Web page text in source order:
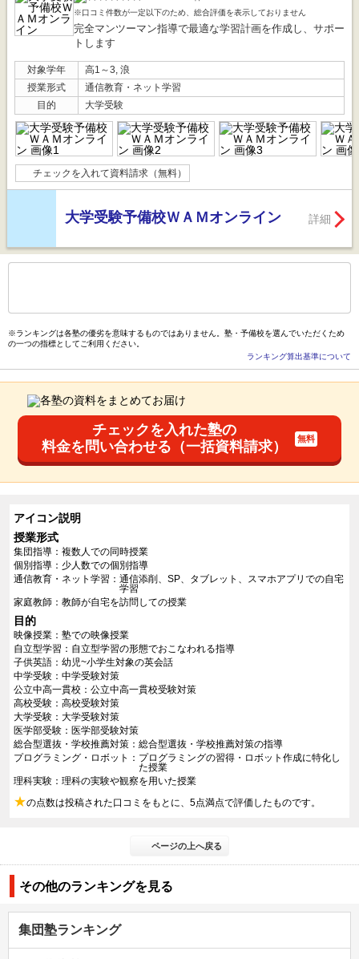
※口コミ件数が一定以下のため、総合評価を表示しておりません
完全マンツーマン指導で最適な学習計画を作成し、サポー
トします
対象学年
高1～3, 浪
授業形式
通信教育・ネット学習
目的
大学受験
チェックを入れて資料請求（無料）
大学受験予備校ＷＡＭオンライン 詳細
※ランキングは各塾の優劣を意味するものではありません。塾・予備校を選んでいただくため
の一つの指標としてご利用ください。
ランキング算出基準について
チェックを入れた塾の
料金を問い合わせる（一括資料請求）
アイコン説明
授業形式
集団指導
複数人での同時授業
個別指導
少人数での個別指導
通信教育・ネット学習
通信添削、SP、タブレット、スマホアプリでの自宅
学習
家庭教師
教師が自宅を訪問しての授業
目的
映像授業
塾での映像授業
自立型学習
自立型学習の形態でおこなわれる指導
子供英語
幼児~小学生対象の英会話
中学受験
中学受験対策
公立中高一貫校
公立中高一貫校受験対策
高校受験
高校受験対策
大学受験
大学受験対策
医学部受験
医学部受験対策
総合型選抜・学校推薦対策
総合型選抜・学校推薦対策の指導
プログラミング・ロボット
プログラミングの習得・ロボット作成に特化し
た授業
理科実験
理科の実験や観察を用いた授業
★の点数は投稿された口コミをもとに、5点満点で評価したものです。
ページの上へ戻る
その他のランキングを見る
集団塾ランキング